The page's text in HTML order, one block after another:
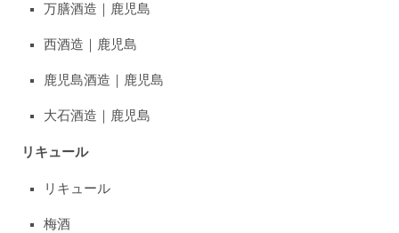
万膳酒造｜鹿児島
西酒造｜鹿児島
鹿児島酒造｜鹿児島
大石酒造｜鹿児島
リキュール
リキュール
梅酒